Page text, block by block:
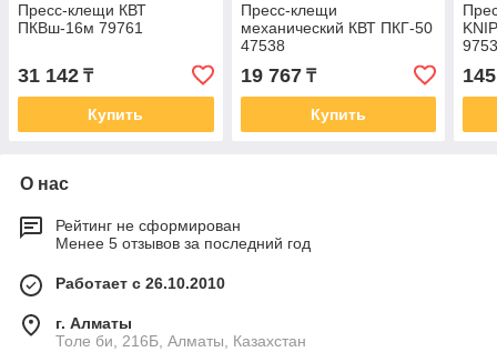
Пресс-клещи КВТ
ПКВш-16м 79761
31 142 ₸
Купить
Пресс-клещи
механический КВТ ПКГ-50
47538
19 767₸
Купить
О нас
Рейтинг не сформирован
Менее 5 отзывов за последний год
Работает с 26.10.2010
г. Алматы
Толе би, 216Б, Алматы, Казахстан